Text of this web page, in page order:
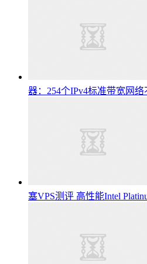
器：254个IPv4标准带宽网
塞VPS测评 高性能Intel